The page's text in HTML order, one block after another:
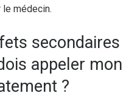
médecin.
secondaires
appeler mon
?